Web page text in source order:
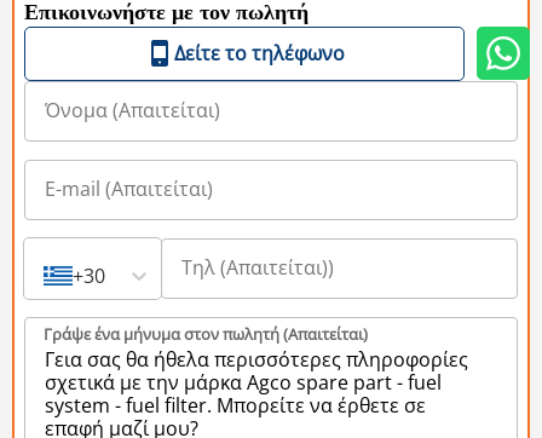
Επικοινωνήστε με τον πωλητή
Δείτε το τηλέφωνο
+30
Γράψε ένα μήνυμα στον πωλητή (Aπαιτείται)